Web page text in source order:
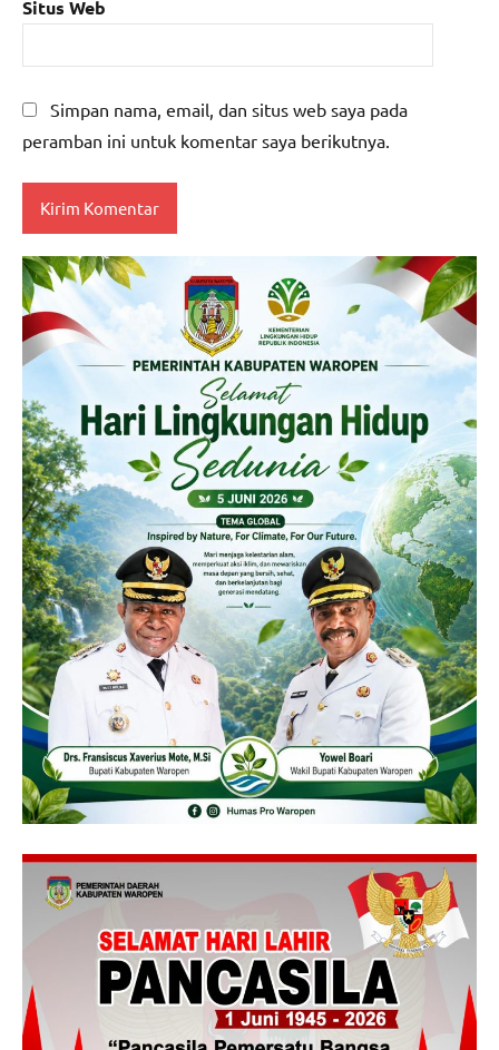
Situs Web
Simpan nama, email, dan situs web saya pada
peramban ini untuk komentar saya berikutnya.